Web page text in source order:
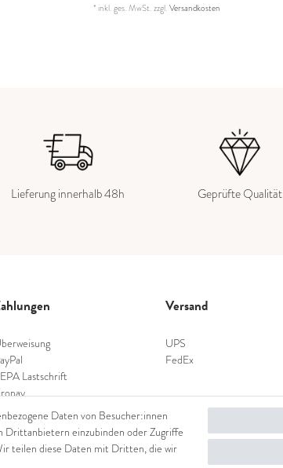
* inkl. ges. MwSt.zzgl.Versandkosten
Lieferung innerhalb 48h Geprüfte Qualität
Lastschrift
Kreditkarte
Versand
UPS
FedEx
Daten von Besucher:innen
Drittanbietern einzubinden oder Zugriffe
teilen diese Daten mit Dritten, die wir